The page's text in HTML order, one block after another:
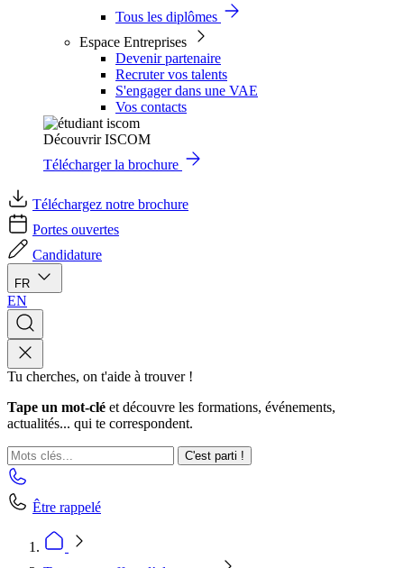
Tous les diplômes
Espace Entreprises
Devenir partenaire
Recruter vos talents
S'engager dans une VAE
Vos contacts
Découvrir ISCOM
Télécharger la brochure
Téléchargez notre brochure
Portes ouvertes
Candidature
FR
EN
Tu cherches, on t'aide à trouver !
Tape un mot-clé et découvre les formations, événements,
actualités... qui te correspondent.
C'est parti !
Être rappelé